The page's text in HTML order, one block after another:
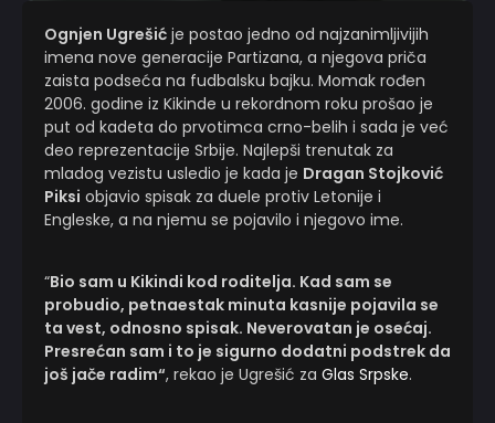
Ognjen Ugrešić je postao jedno od najzanimljivijih
imena nove generacije Partizana, a njegova priča
zaista podseća na fudbalsku bajku. Momak rođen
2006. godine iz Kikinde u rekordnom roku prošao je
put od kadeta do prvotimca crno-belih i sada je već
deo reprezentacije Srbije. Najlepši trenutak za
mladog vezistu usledio je kada je Dragan Stojković
Piksi objavio spisak za duele protiv Letonije i
Engleske, a na njemu se pojavilo i njegovo ime.
“Bio sam u Kikindi kod roditelja. Kad sam se
probudio, petnaestak minuta kasnije pojavila se
ta vest, odnosno spisak. Neverovatan je osećaj.
Presrećan sam i to je sigurno dodatni podstrek da
još jače radim“, rekao je Ugrešić za Glas Srpske.